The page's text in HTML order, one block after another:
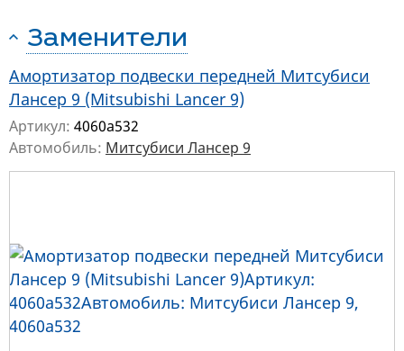
Заменители
Амортизатор подвески передней Митсубиси
Лансер 9 (Mitsubishi Lancer 9)
Артикул: 4060a532
Автомобиль: Митсубиси Лансер 9